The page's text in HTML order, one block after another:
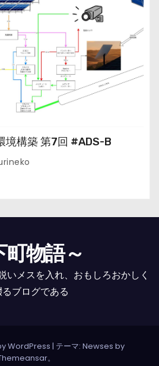
境構築 第7回 #ADS-B
町物語～
いメスを入れ、おもしろおかしく
ブログである
WordPress | テーマ: Newses by
。